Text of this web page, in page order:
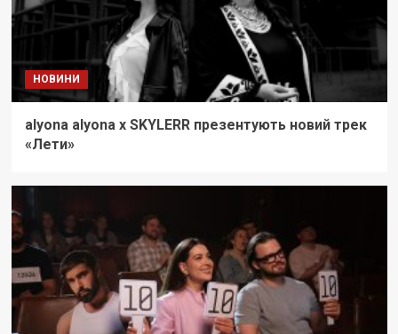
НОВИНИ
alyona alyona x SKYLERR презентують новий трек
«Лети»